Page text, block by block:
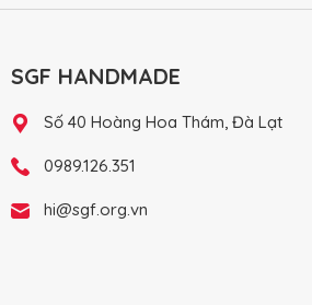
SGF HANDMADE
Số 40 Hoàng Hoa Thám, Đà Lạt
0989.126.351
hi@sgf.org.vn